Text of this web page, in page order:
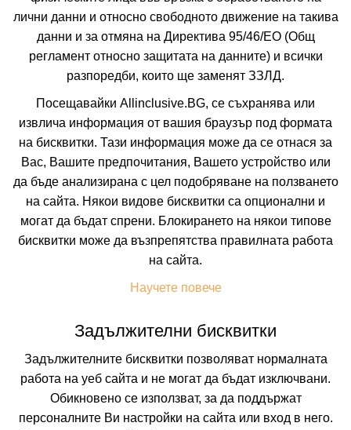
❮ ❯
Транспорт
Собствен
Период
лични данни и относно свободното движение на такива
данни и за отмяна на Директива 95/46/EО (Общ
регламент относно защитата на данните) и всички
разпоредби, които ще заменят ЗЗЛД.
Посещавайки Allinclusive.BG, се съхранява или
извлича информация от вашия браузър под формата
на бисквитки. Тази информация може да се отнася за
Вас, Вашите предпочитания, Вашето устройство или
да бъде анализирана с цел подобряване на ползването
на сайта. Някои видове бисквитки са опционални и
могат да бъдат спрени. Блокирането на някои типове
бисквитки може да възпрепятства правилната работа
на сайта.
Научете повече
Задължителни бисквитки
Задължителните бисквитки позволяват нормалната
работа на уеб сайта и не могат да бъдат изключвани.
Обикновено се използват, за да поддържат
персоналните Ви настройки на сайта или вход в него.